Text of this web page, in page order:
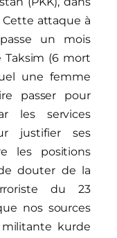
Cette attaque à
un mois
Taksim (6 mort
une femme
passer pour
les services
justifier ses
les positions
douter de la
du 23
nos sources
kurde